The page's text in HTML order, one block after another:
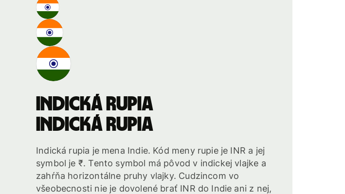
Indická rupia
Indická rupia
Indická rupia je mena Indie. Kód meny rupie je INR a jej
symbol je ₹. Tento symbol má pôvod v indickej vlajke a
zahŕňa horizontálne pruhy vlajky. Cudzincom vo
všeobecnosti nie je dovolené brať INR do Indie ani z nej,